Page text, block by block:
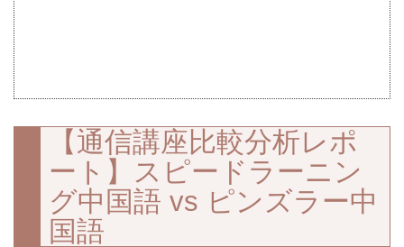
【通信講座比較分析レポ
ート】スピードラーニン
グ中国語 vs ピンズラー中
国語